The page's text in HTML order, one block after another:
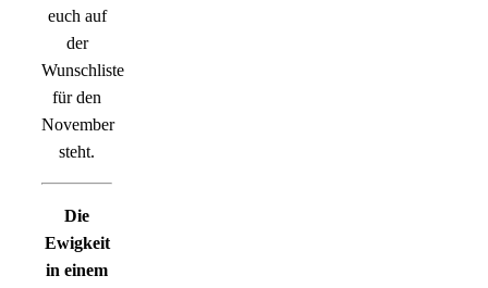
euch auf
der
Wunschliste
für den
November
steht.
Die
Ewigkeit
in einem